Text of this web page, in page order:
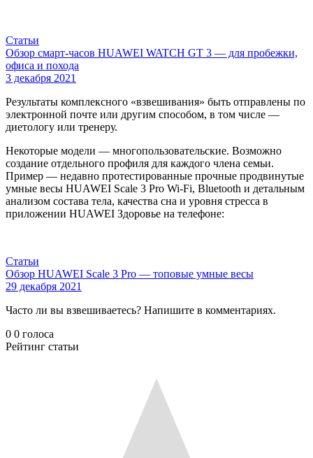
Статьи
Обзор смарт-часов HUAWEI WATCH GT 3 — для пробежки,
офиса и похода
3 декабря 2021
Результаты комплексного «взвешивания» быть отправлены по
электронной почте или другим способом, в том числе —
диетологу или тренеру.
Некоторые модели — многопользовательские. Возможно
создание отдельного профиля для каждого члена семьи.
Пример — недавно протестированные прочные продвинутые
умные весы HUAWEI Scale 3 Pro Wi-Fi, Bluetooth и детальным
анализом состава тела, качества сна и уровня стресса в
приложении HUAWEI Здоровье на телефоне:
Статьи
Обзор HUAWEI Scale 3 Pro — топовые умные весы
29 декабря 2021
Часто ли вы взвешиваетесь? Напишите в комментариях.
0 0 голоса
Рейтинг статьи